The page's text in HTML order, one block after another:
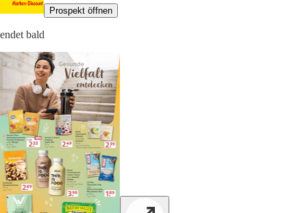
Prospekt öffnen
endet bald